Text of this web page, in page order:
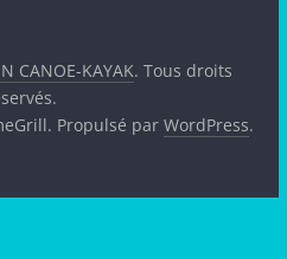
CANOE-KAYAK. Tous droits
Propulsé parWordPress.